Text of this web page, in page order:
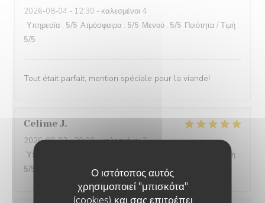
Ο ιστότοπος αυτός
χρησιμοποιεί "μπισκότα"
2026-08-04 - 12:30 - καλεσμένοι 4
Υπηρεσία : 5/5 Ατμόσφαιρα : 5/5 Μενού : 5/5 Ποιότητα / Τιμή :
5/5
Tout était parfait, mention spéciale pour la viande!
Celime J
2026-08-03- 20:00 - καλεσμένοι 2
Υπηρεσία
Ποιότητα / Τιμή :
5/5